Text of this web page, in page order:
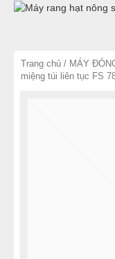
Trang chủ / MÁY
miệng túi liên tục FS
DANH MỤC SẢN
MÁY RANG HẠT